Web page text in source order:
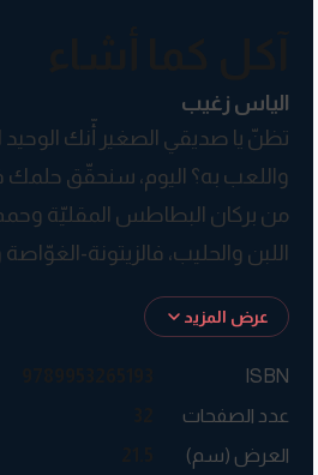
الياس زغيب
تظنّ يا صديقي الصغير أّنك الوحيد
واللعب به؟ اليوم، سنحقّق حلمك
من بركان البطاطس المقليّة وحمم
اللبن والحليب، فالزيتونة-
الفضائيّة. وبين داخل الصحن
لإنقاذ النعناعة وأطفالها. هنا، أنت
عرض المزيد
ISBN
عدد الصفحات
العرض (سم)